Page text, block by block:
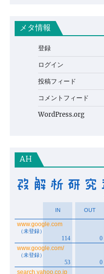
メタ情報
登録
ログイン
投稿フィード
コメントフィード
WordPress.org
AH